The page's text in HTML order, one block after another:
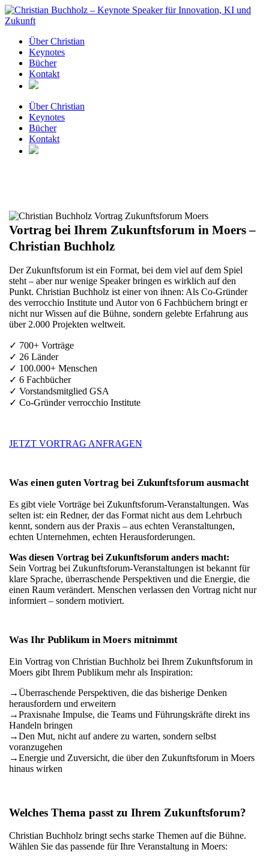
Zum
Inhalt
Über Christian
Keynotes
Bücher
Kontakt
Über Christian
Keynotes
Bücher
Kontakt
Vortrag bei Ihrem Zukunftsforum in Moers –
Christian Buchholz
Der Zukunftsforum ist ein Format, bei dem viel auf dem Spiel
steht – aber nur wenige Speaker bringen es wirklich auf den
Punkt. Christian Buchholz ist einer von ihnen: Als Co-Gründer
des verrocchio Institute und Autor von 6 Fachbüchern bringt er
nicht nur Wissen auf die Bühne, sondern gelebte Erfahrung aus
über 2.000 Projekten weltweit.
✓ 700+ Vorträge
✓ 26 Länder
✓ 100.000+ Menschen
✓ 6 Fachbücher
✓ Vorstandsmitglied GSA
✓ Co-Gründer verrocchio Institute
JETZT VORTRAG ANFRAGEN
Was einen guten Vortrag bei Zukunftsforum ausmacht
Es gibt viele Vorträge bei Zukunftsforum-Veranstaltungen. Was
selten ist: ein Redner, der das Format nicht aus dem Lehrbuch
kennt, sondern aus der Praxis – aus echten Veranstaltungen,
echten Unternehmen, echten Herausforderungen.
Was diesen Vortrag bei Zukunftsforum anders macht:
Sein Vortrag bei Zukunftsforum-Veranstaltungen ist bekannt für
klare Sprache, überraschende Perspektiven und die Energie, die
einen Raum verändert. Menschen verlassen den Vortrag nicht nur
informiert – sondern motiviert.
Was Ihr Publikum in Moers mitnimmt
Ein Vortrag von Christian Buchholz bei Ihrem Zukunftsforum in
Moers gibt Ihrem Publikum mehr als Inspiration:
→Überraschende Perspektiven, die das bisherige Denken
herausfordern und erweitern
→Praxisnahe Impulse, die Teams und Führungskräfte direkt ins
Handeln bringen
→Den Mut, nicht auf andere zu warten, sondern selbst
voranzugehen
→Energie und Zuversicht, die über den Zukunftsforum in Moers
hinaus wirken
Welches Thema passt zu Ihrem Zukunftsforum?
Christian Buchholz bringt sechs starke Themen auf die Bühne.
Wählen Sie das passende für Ihre Veranstaltung in Moers: